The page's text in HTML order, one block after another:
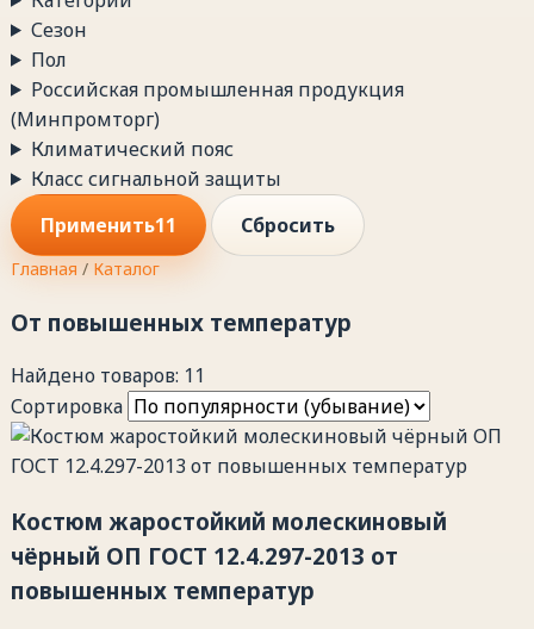
Сезон
Пол
Российская промышленная продукция
(Минпромторг)
Климатический пояс
Класс сигнальной защиты
Применить11 Сбросить
Главная / Каталог
От повышенных температур
Найдено товаров: 11
Сортировка
Костюм жаростойкий молескиновый
чёрный ОП ГОСТ 12.4.297-2013 от
повышенных температур